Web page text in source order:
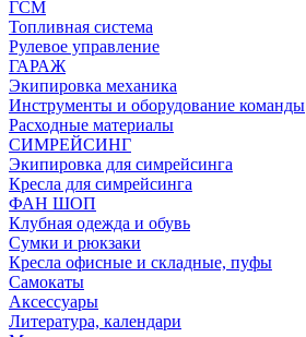
ГСМ
Топливная система
Рулевое управление
ГАРАЖ
Экипировка механика
Инструменты и оборудование команды
Расходные материалы
СИМРЕЙСИНГ
Экипировка для симрейсинга
Кресла для симрейсинга
ФАН ШОП
Клубная одежда и обувь
Сумки и рюкзаки
Кресла офисные и складные, пуфы
Самокаты
Аксессуары
Литература, календари